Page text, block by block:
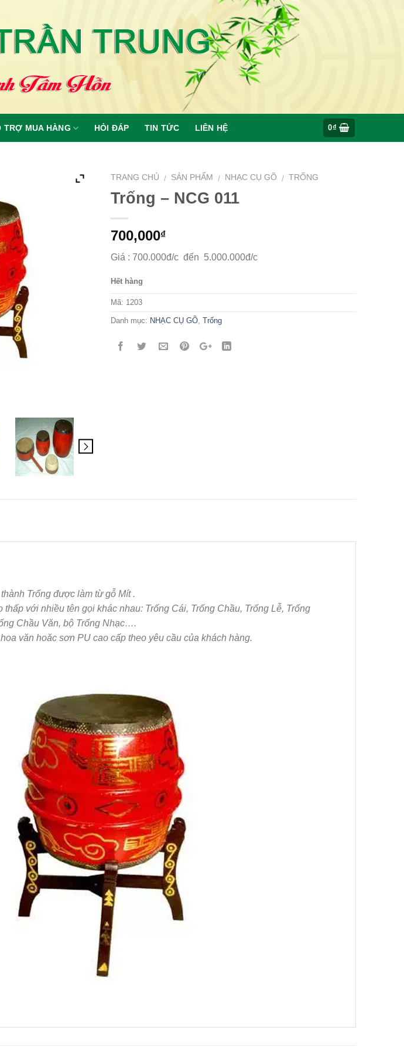
TRỢ MUA HÀNG HỎI ĐÁP TIN TỨC LIÊN HỆ 0₫
TRANG CHỦ / SẢN PHẨM / NHẠC CỤ GÕ / TRỐNG
Trống – NCG 011
700,000₫
Giá : 700.000đ/c đến 5.000.000đ/c
Hết hàng
Mã: 1203
Danh mục: NHẠC CỤ GÕ, Trống
Trống được làm từ gỗ Mít .
với nhiều tên gọi khác nhau: Trống Cái, Trống Chầu, Trống Lễ, Trống
Chầu Văn, bộ Trống Nhạc….
văn hoăc sơn PU cao cấp theo yêu cầu của khách hàng.